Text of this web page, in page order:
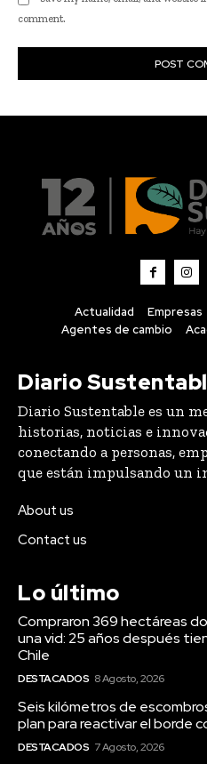
Actualidad Empresas
Agentes de cambio
Diario
Diario Sustentable es un
historias, noticias e
conectando a personas,
que están impulsando un
About us
Contact us
Lo último
Compraron 369 hectáreas
una vid: 25 años después
Chile
DESTACADOS 8 Agosto, 2026
Seis kilómetros de
plan para reactivar el borde
DESTACADOS 7 Agosto, 2026